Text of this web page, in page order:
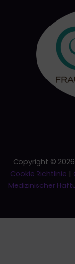
Copyright ©
Cookie Richtlinie |
Medizinischer